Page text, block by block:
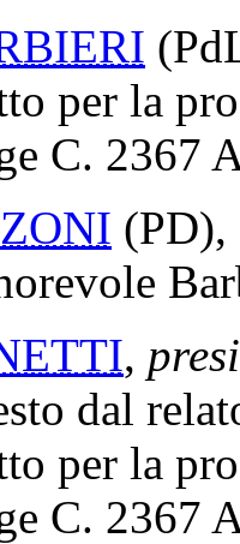
per la
C. 2367
(PD),
,
dal
per la
C. 2367